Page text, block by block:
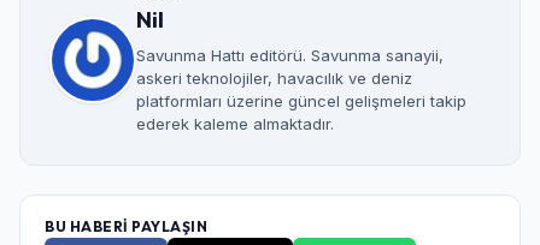
Nil
Savunma Hattı editörü. Savunma sanayii,
askeri teknolojiler, havacılık ve deniz
platformları üzerine güncel gelişmeleri takip
ederek kaleme almaktadır.
BU HABERİ PAYLAŞIN